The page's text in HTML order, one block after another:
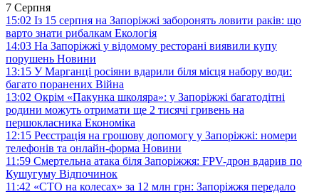
7 Серпня
15:02 Із 15 серпня на Запоріжжі заборонять ловити раків: що
варто знати рибалкам Екологія
14:03 На Запоріжжі у відомому ресторані виявили купу
порушень Новини
13:15 У Марганці росіяни вдарили біля місця набору води:
багато поранених Війна
13:02 Окрім «Пакунка школяра»: у Запоріжжі багатодітні
родини можуть отримати ще 2 тисячі гривень на
першокласника Економіка
12:15 Реєстрація на грошову допомогу у Запоріжжі: номери
телефонів та онлайн-форма Новини
11:59 Смертельна атака біля Запоріжжя: FPV-дрон вдарив по
Кушугуму Відпочинок
11:42 «СТО на колесах» за 12 млн грн: Запоріжжя передало